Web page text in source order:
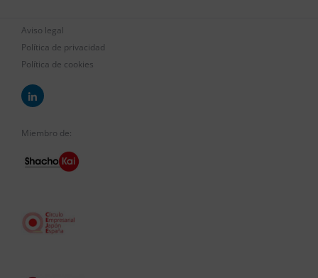
Aviso legal
Política de privacidad
Política de cookies
Miembro de: